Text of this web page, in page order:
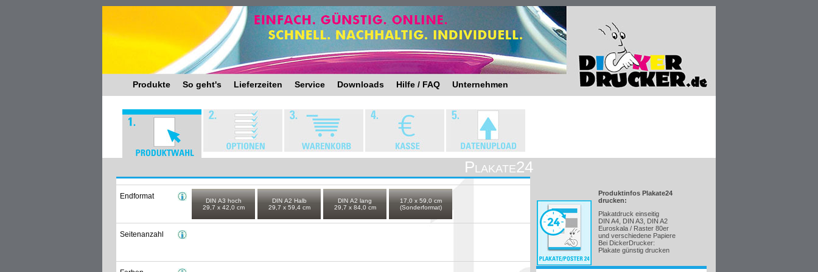
Produkte So geht's Lieferzeiten Service Downloads Hilfe / FAQ Unternehmen
Plakate24
Endformat
DIN A3 hoch
29,7 x 42,0 cm
DIN A2 Halb
29,7 x 59,4 cm
DIN A2 lang
29,7 x 84,0 cm
17,0 x 59,0 cm
(Sonderformat)
Seitenanzahl
Produktinfos Plakate24
drucken:
Plakatdruck einseitig
DIN A4, DIN A3, DIN A2
Euroskala / Raster 80er
und verschiedene Papiere
Bei DickerDrucker:
Plakate günstig drucken